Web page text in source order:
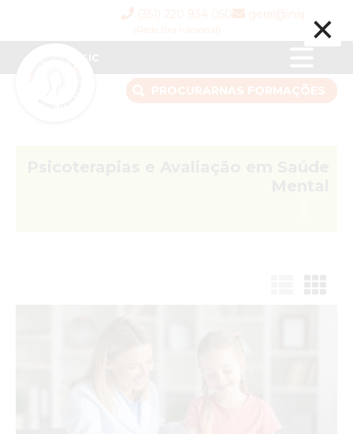
(351) 220 934 050
(Rede fixa nacional)
geral@inspsic.pt
PROCURARNAS FORMAÇÕES
×